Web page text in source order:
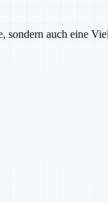
auch eine